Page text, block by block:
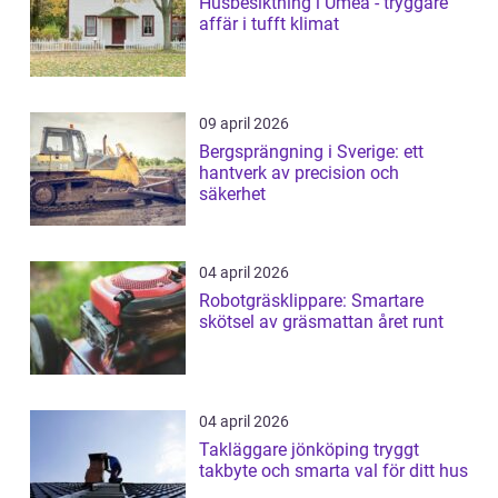
affär i tufft klimat
09 april 2026
Bergsprängning i Sverige: ett
hantverk av precision och
säkerhet
04 april 2026
Robotgräsklippare: Smartare
skötsel av gräsmattan året runt
04 april 2026
Takläggare jönköping tryggt
takbyte och smarta val för ditt hus